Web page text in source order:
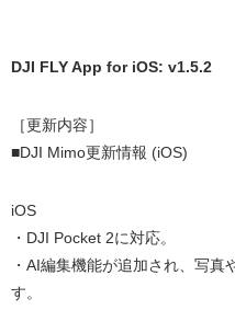
DJI FLY App for iOS: v1.5.2
［更新内容］
■DJI Mimo更新情報 (iOS)
iOS
・DJI Pocket 2に対応。
・AI編集機能が追加され、写真
す。